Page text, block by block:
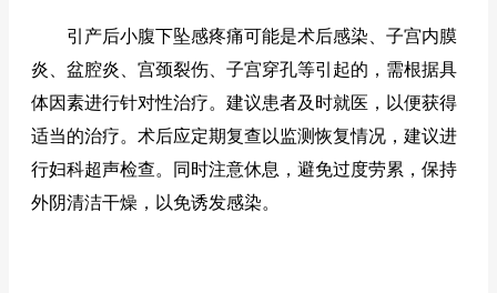
引产后小腹下坠感疼痛可能是术后感染、子宫内膜
炎、盆腔炎、宫颈裂伤、子宫穿孔等引起的，需根据具
体因素进行针对性治疗。建议患者及时就医，以便获得
适当的治疗。术后应定期复查以监测恢复情况，建议进
行妇科超声检查。同时注意休息，避免过度劳累，保持
外阴清洁干燥，以免诱发感染。